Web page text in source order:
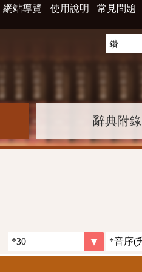
網站導覽 使用說明 常見問題
辭典附錄